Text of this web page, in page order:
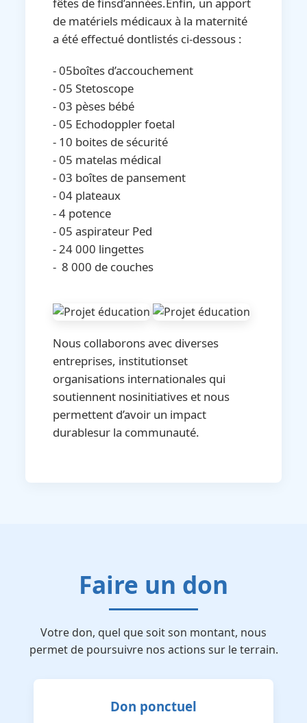
de matériels médicaux à la maternité
a été effectué dontlistés ci-dessous :
- 05boîtes d’accouchement
- ⁠05 Stetoscope
- ⁠03 pèses bébé
- ⁠05 Echodoppler foetal
- ⁠10 boites de sécurité
- ⁠05 matelas médical
- ⁠03 boîtes de pansement
- ⁠04 plateaux
- ⁠4 potence
- ⁠05 aspirateur Ped
- ⁠24 000 lingettes
- ⁠ 8 000 de couches
Nous collaborons avec diverses
entreprises, institutionset
organisations internationales qui
soutiennent nosinitiatives et nous
permettent d’avoir un impact
durablesur la communauté.
Faire un don
Votre don, quel que soit son montant, nous
permet de poursuivre nos actions sur le terrain.
Don ponctuel